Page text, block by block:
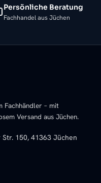
Persönliche Beratung
Fachhandel aus Jüchen
Fachhändler – mit
Versand aus Jüchen.
150, 41363 Jüchen